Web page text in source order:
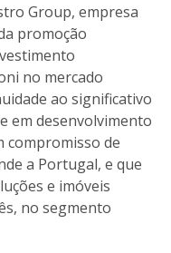
Group, empresa
promoção
no mercado
ao significativo
em desenvolvimento
compromisso de
a Portugal, e que
e imóveis
no segmento